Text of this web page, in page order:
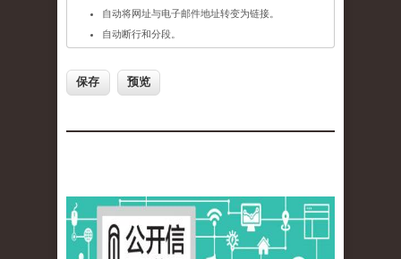
自动将网址与电子邮件地址转变为链接。
自动断行和分段。